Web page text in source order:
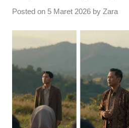
Posted on 5 Maret 2026 by Zara